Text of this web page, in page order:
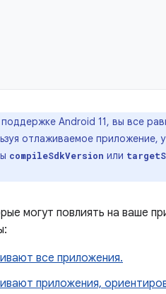
Android 11, вы все
отлаживаемое приложение,
compileSdkVersion или
могут повлиять на ваше
все приложения.
приложения,